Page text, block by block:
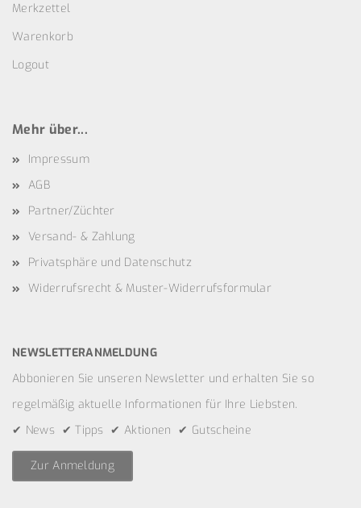
Merkzettel
Warenkorb
Logout
Mehr über...
Impressum
AGB
Partner/Züchter
Versand- & Zahlung
Privatsphäre und Datenschutz
Widerrufsrecht & Muster-Widerrufsformular
NEWSLETTERANMELDUNG
Abbonieren Sie unseren Newsletter und erhalten Sie so
regelmäßig aktuelle Informationen für Ihre Liebsten.
✔ News ✔ Tipps ✔ Aktionen ✔ Gutscheine
Zur Anmeldung